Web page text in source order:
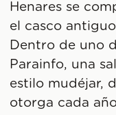
Henares se
el casco
Dentro de uno
Parainfo, una
estilo mudéjar,
otorga cada